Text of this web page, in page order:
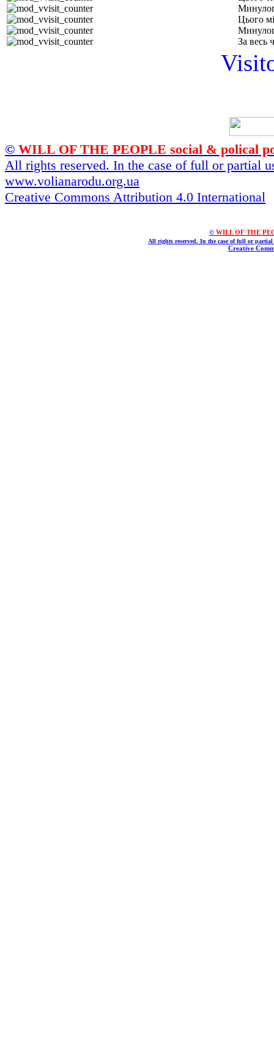
Цього
За весь
© WILL OF THE PEOPLE social & polical
All rights reserved. In the case of full or partial
www.volianarodu.org.ua
Creative Commons Attribution 4.0 International
© WILL OF THE
All rights reserved. In the case of full or
Creative